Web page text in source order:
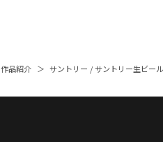
作品紹介 サントリー / サントリー生ビー